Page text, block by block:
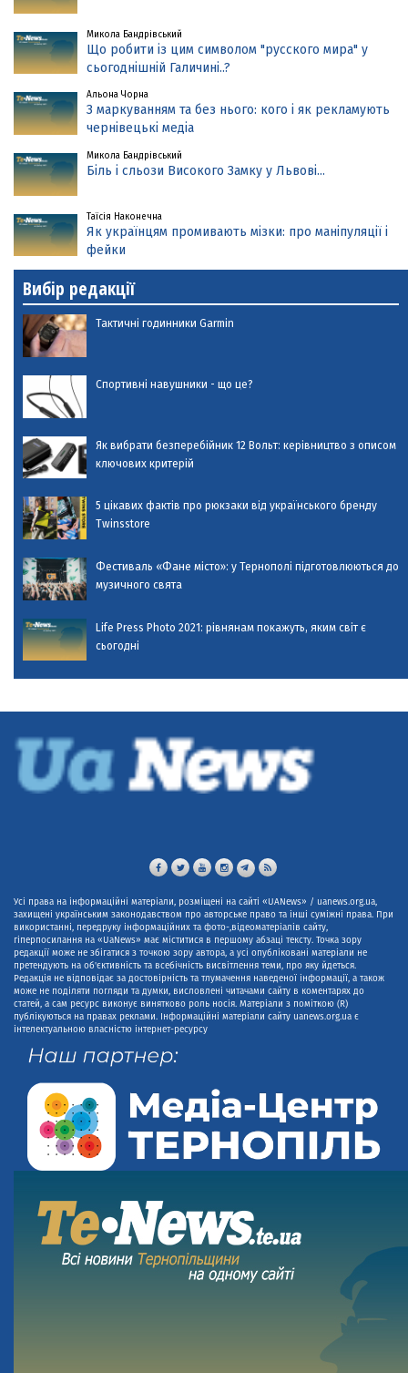
Микола Бандрівський
Що робити із цим символом "русского мира" у
сьогоднішній Галичині..?
Альона Чорна
З маркуванням та без нього: кого і як рекламують
чернівецькі медіа
Микола Бандрівський
Біль і сльози Високого Замку у Львові...
Таїсія Наконечна
Як українцям промивають мізки: про маніпуляції і
фейки
Вибір редакції
Тактичні годинники Garmin
Спортивні навушники - що це?
Як вибрати безперебійник 12 Вольт: керівництво з описом
ключових критерій
5 цікавих фактів про рюкзаки від українського бренду
Twinsstore
Фестиваль «Фане місто»: у Тернополі підготовлюються до
музичного свята
Life Press Photo 2021: рівнянам покажуть, яким світ є
сьогодні
Усі права на інформаційні матеріали, розміщені на сайті «UANews» / uanews.org.ua,
захищені українським законодавством про авторське право та інші суміжні права. При
використанні, передруку інформаційних та фото-,відеоматеріалів сайту,
гіперпосилання на «UaNews» має міститися в першому абзаці тексту. Точка зору
редакції може не збігатися з точкою зору автора, а усі опубліковані матеріали не
претендують на об'єктивність та всебічність висвітлення теми, про яку йдеться.
Редакція не відповідає за достовірність та тлумачення наведеної інформації, а також
може не поділяти погляди та думки, висловлені читачами сайту в коментарях до
статей, а сам ресурс виконує винятково роль носія. Матеріали з поміткою (R)
публікуються на правах реклами. Інформаційні матеріали сайту uanews.org.ua є
інтелектуальною власністю інтернет-ресурсу